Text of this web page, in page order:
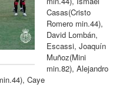
Casas(Cristo
Romero min.44),
David Lombán,
Escassi, Joaquín
Muñoz(Mini
min.82), Alejandro
, Caye